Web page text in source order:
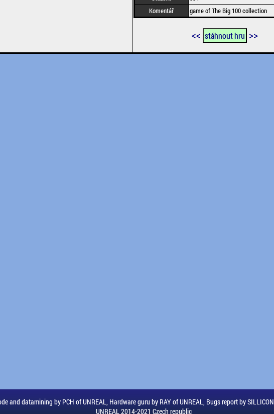
Komentář
game of The Big 100 collection
<< stáhnout hru >>
and datamining by PCH of UNREAL, Hardware guru by RAY of UNREAL, Bugs report by
UNREAL 2014-2021 Czech republic